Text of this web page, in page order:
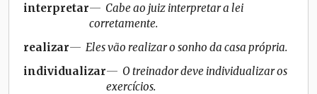
interpretar
Cabe ao juiz interpretar a lei
corretamente.
realizar
Eles vão realizar o sonho da casa própria.
individualizar
O treinador deve individualizar os
exercícios.